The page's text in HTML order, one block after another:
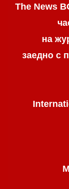
The News
на
заедно с